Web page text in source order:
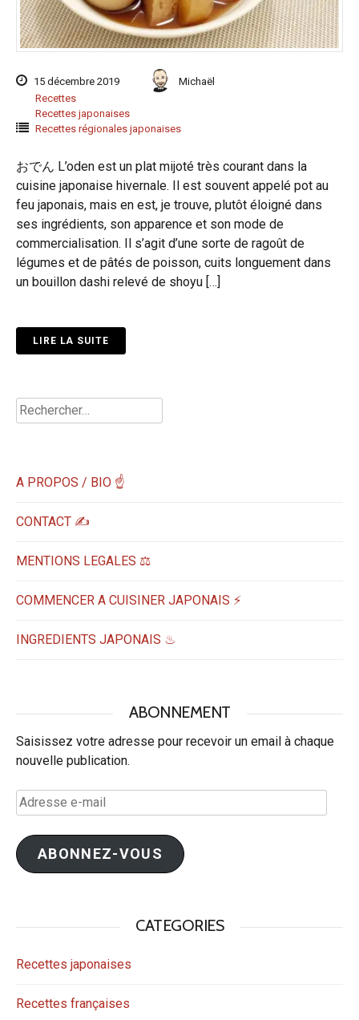
15 décembre 2019
Michaël
Recettes
Recettes japonaises
Recettes régionales japonaises
おでん L’oden est un plat mijoté très courant dans la
cuisine japonaise hivernale. Il est souvent appelé pot au
feu japonais, mais en est, je trouve, plutôt éloigné dans
ses ingrédients, son apparence et son mode de
commercialisation. Il s’agit d’une sorte de ragoût de
légumes et de pâtés de poisson, cuits longuement dans
un bouillon dashi relevé de shoyu […]
LIRE LA SUITE
Rechercher :
A PROPOS / BIO ☝
CONTACT ✍️
MENTIONS LEGALES ⚖️
COMMENCER A CUISINER JAPONAIS ⚡
INGREDIENTS JAPONAIS ♨
ABONNEMENT
Saisissez votre adresse pour recevoir un email à chaque
nouvelle publication.
Adresse
e-
mail
ABONNEZ-VOUS
CATEGORIES
Recettes japonaises
Recettes françaises